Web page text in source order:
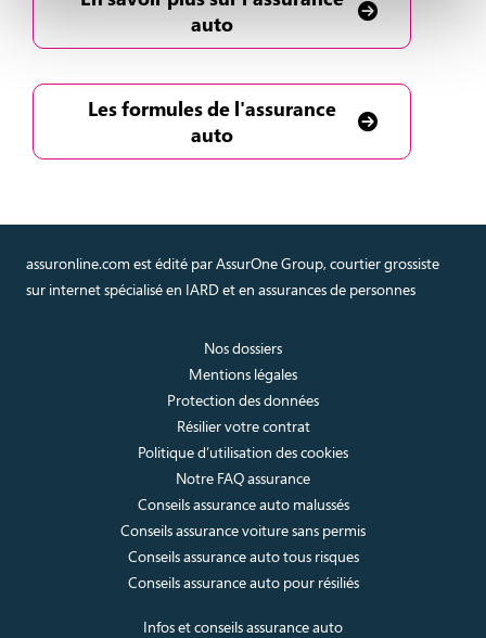
auto
Les formules de l'assurance
auto
assuronline.com est édité par AssurOne Group, courtier grossiste
sur internet spécialisé en IARD et en assurances de personnes
Nos dossiers
Mentions légales
Protection des données
Résilier votre contrat
Politique d’utilisation des cookies
Notre FAQ assurance
Conseils assurance auto malussés
Conseils assurance voiture sans permis
Conseils assurance auto tous risques
Conseils assurance auto pour résiliés
Infos et conseils assurance auto